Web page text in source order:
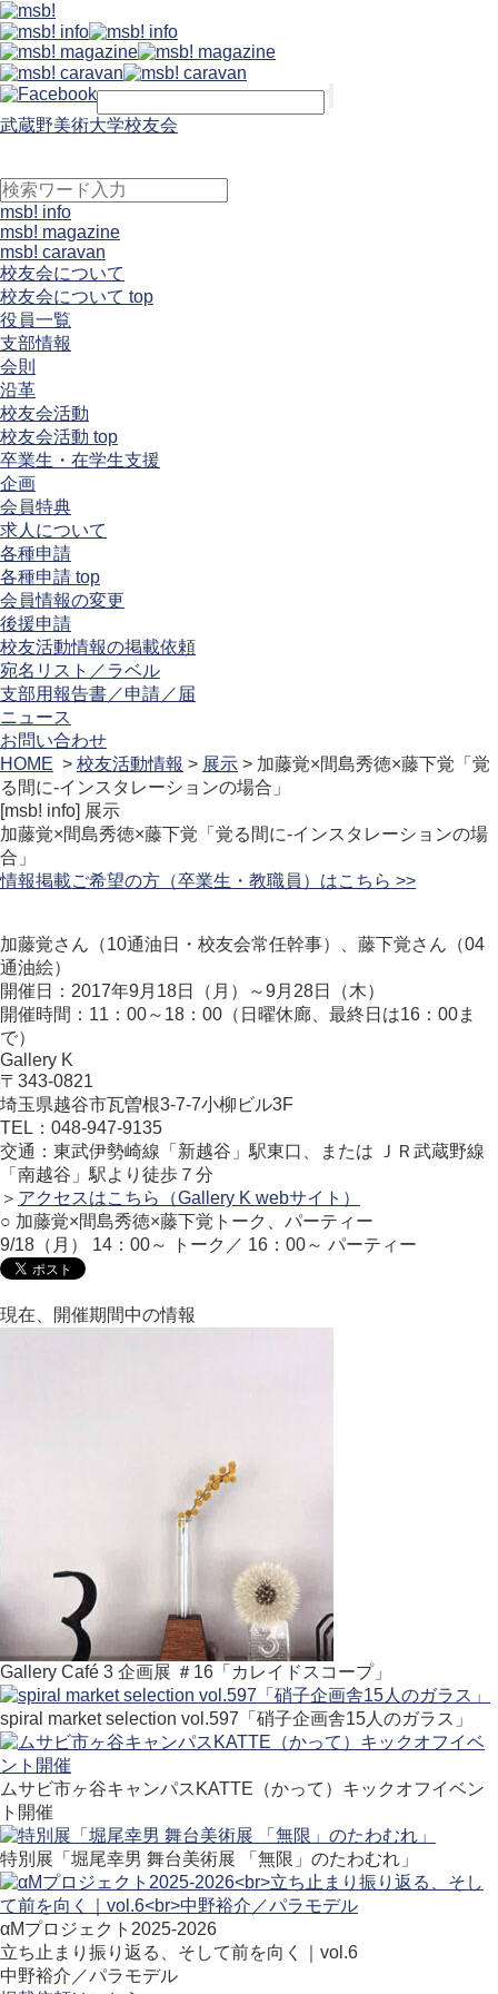
武蔵野美術大学校友会
msb! info
msb! magazine
msb! caravan
校友会について
校友会について top
役員一覧
支部情報
会則
沿革
校友会活動
校友会活動 top
卒業生・在学生支援
企画
会員特典
求人について
各種申請
各種申請 top
会員情報の変更
後援申請
校友活動情報の掲載依頼
宛名リスト／ラベル
支部用報告書／申請／届
ニュース
お問い合わせ
HOME > 校友活動情報 > 展示 > 加藤覚×間島秀徳×藤下覚「覚
る間に‐インスタレーションの場合」
[msb! info] 展示
加藤覚×間島秀徳×藤下覚「覚る間に‐インスタレーションの場
合」
情報掲載ご希望の方（卒業生・教職員）はこちら >>
加藤覚さん（10通油日・校友会常任幹事）、藤下覚さん（04
通油絵）
開催日：2017年9月18日（月）～9月28日（木）
開催時間：11：00～18：00（日曜休廊、最終日は16：00ま
で）
Gallery K
〒343-0821
埼玉県越谷市瓦曽根3-7-7小柳ビル3F
TEL：048-947-9135
交通：東武伊勢崎線「新越谷」駅東口、または ＪＲ武蔵野線
「南越谷」駅より徒歩７分
＞ アクセスはこちら（Gallery K webサイト）
○ 加藤覚×間島秀徳×藤下覚トーク、パーティー
9/18（月） 14：00～ トーク／ 16：00～ パーティー
現在、開催期間中の情報
Gallery Café 3 企画展 ＃16「カレイドスコープ」
spiral market selection vol.597「硝子企画舎15人のガラス」
ムサビ市ヶ谷キャンパスKATTE（かって）キックオフイベン
ト開催
特別展「堀尾幸男 舞台美術展 「無限」のたわむれ」
αMプロジェクト2025-2026
立ち止まり振り返る、そして前を向く｜vol.6
中野裕介／パラモデル